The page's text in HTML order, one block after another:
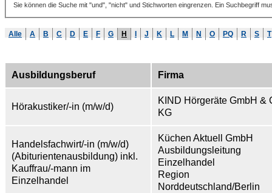
Sie können die Suche mit "und", "nicht" und Stichworten eingrenzen. Ein Suchbegriff
Alle A B C D E F G H J K L M N O PQ R S T
Ausbildungsberuf Firma
Hörakustiker/-in (m/w/d)
KIND Hörgeräte GmbH &
KG
Handelsfachwirt/-in (m/w/d)
(Abiturientenausbildung) inkl.
Kauffrau/-mann im
Einzelhandel
Küchen Aktuell GmbH
Ausbildungsleitung
Einzelhandel
Region
Norddeutschland/Berlin